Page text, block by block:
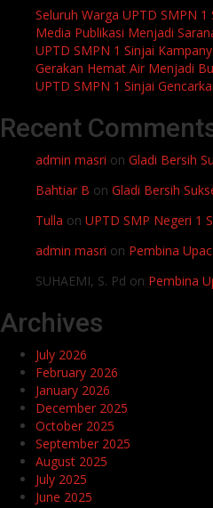
Seluruh Warga UPTD SMPN
Media Publikasi Menjadi
UPTD SMPN 1 Sinjai
Gerakan Hemat Air Menjadi
UPTD SMPN 1 Sinjai
Recent
admin masri on Gladi Bersih
Bahtiar B on Gladi Bersih
Tulla on UPTD SMP Negeri 1
admin masri on Pembina
SUHAEMI, S. Pd on Pembina
Archives
July 2026
February 2026
January 2026
December 2025
October 2025
September 2025
August 2025
July 2025
June 2025